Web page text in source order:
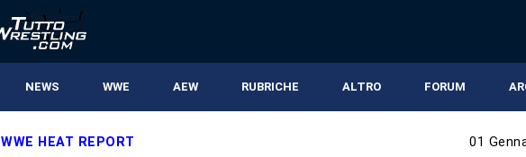
NEWS WWE AEW RUBRICHE ALTRO FORUM
WWE HEAT REPORT 01